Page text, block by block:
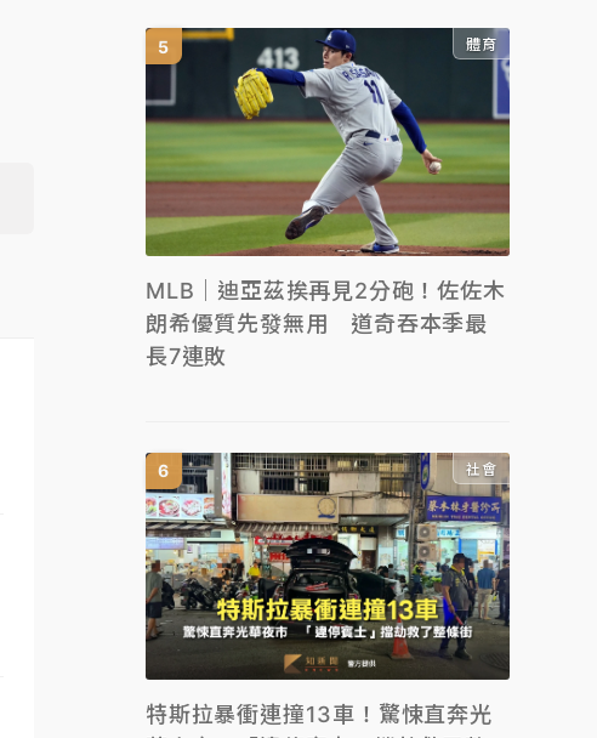
體育
MLB｜迪亞茲挨再見2分砲！佐佐木
朗希優質先發無用 道奇吞本季最
長7連敗
社會
特斯拉暴衝連撞13車！驚悚直奔光